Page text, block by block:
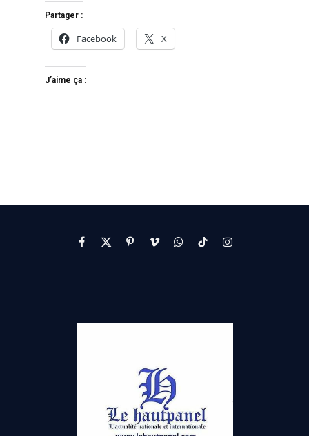
Partager :
Facebook X
J’aime ça :
Facebook
X
PinterestVimeoWhatsApp
TikTokInstagram